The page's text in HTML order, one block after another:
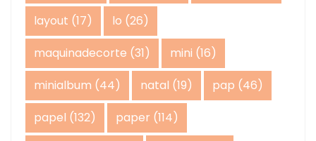
layout (17) lo (26)
maquinadecorte (31) mini (16)
minialbum (44) natal (19) pap (46)
papel (132) paper (114)